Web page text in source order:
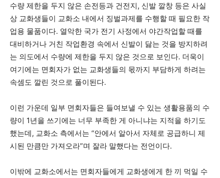
수량 제한을 두지 않은 손전등과 건전지, 신발 깔창 등은 사실
상 교화생들이 교화소 내에서 징벌과제를 수행할 때 필요한 작
업용 물품이다. 열악한 국가 전기 사정에서 야간작업할 때를
대비하거나 거친 작업환경 속에서 신발이 닳는 것을 방지하려
는 의도에서 수량에 제한을 두지 않은 것으로 보인다. 더욱이
여기에는 면회자가 없는 교화생들의 몫까지 부담하게 하려는
속셈도 깔린 것으로 풀이된다.
이런 가운데 일부 면회자들은 들여보낼 수 있는 생활용품의 수
량이 1년을 쓰기에는 너무 부족한 게 아니냐는 지적을 하기도
했는데, 교화소 측에서는 “안에서 알아서 자체로 공급하니 제
시된 만큼만 가져오라”며 잘라 말했다는 전언이다.
이밖에 교화소에서는 면회자들에게 교화생에게 한 끼 먹일 수